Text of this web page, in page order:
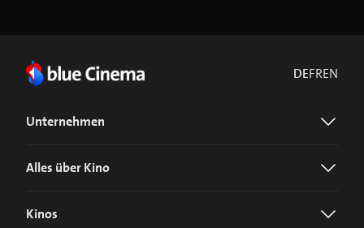
DEFREN
Unternehmen
Alles über Kino
Kinos